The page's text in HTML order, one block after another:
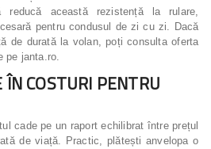
reducă această rezistență la rulare,
pentru condusul de zi cu zi. Dacă
de durată la volan, poți consulta oferta
pe janta.ro.
COSTURI PENTRU
cade pe un raport echilibrat între prețul
de viață. Practic, plătești anvelopa o